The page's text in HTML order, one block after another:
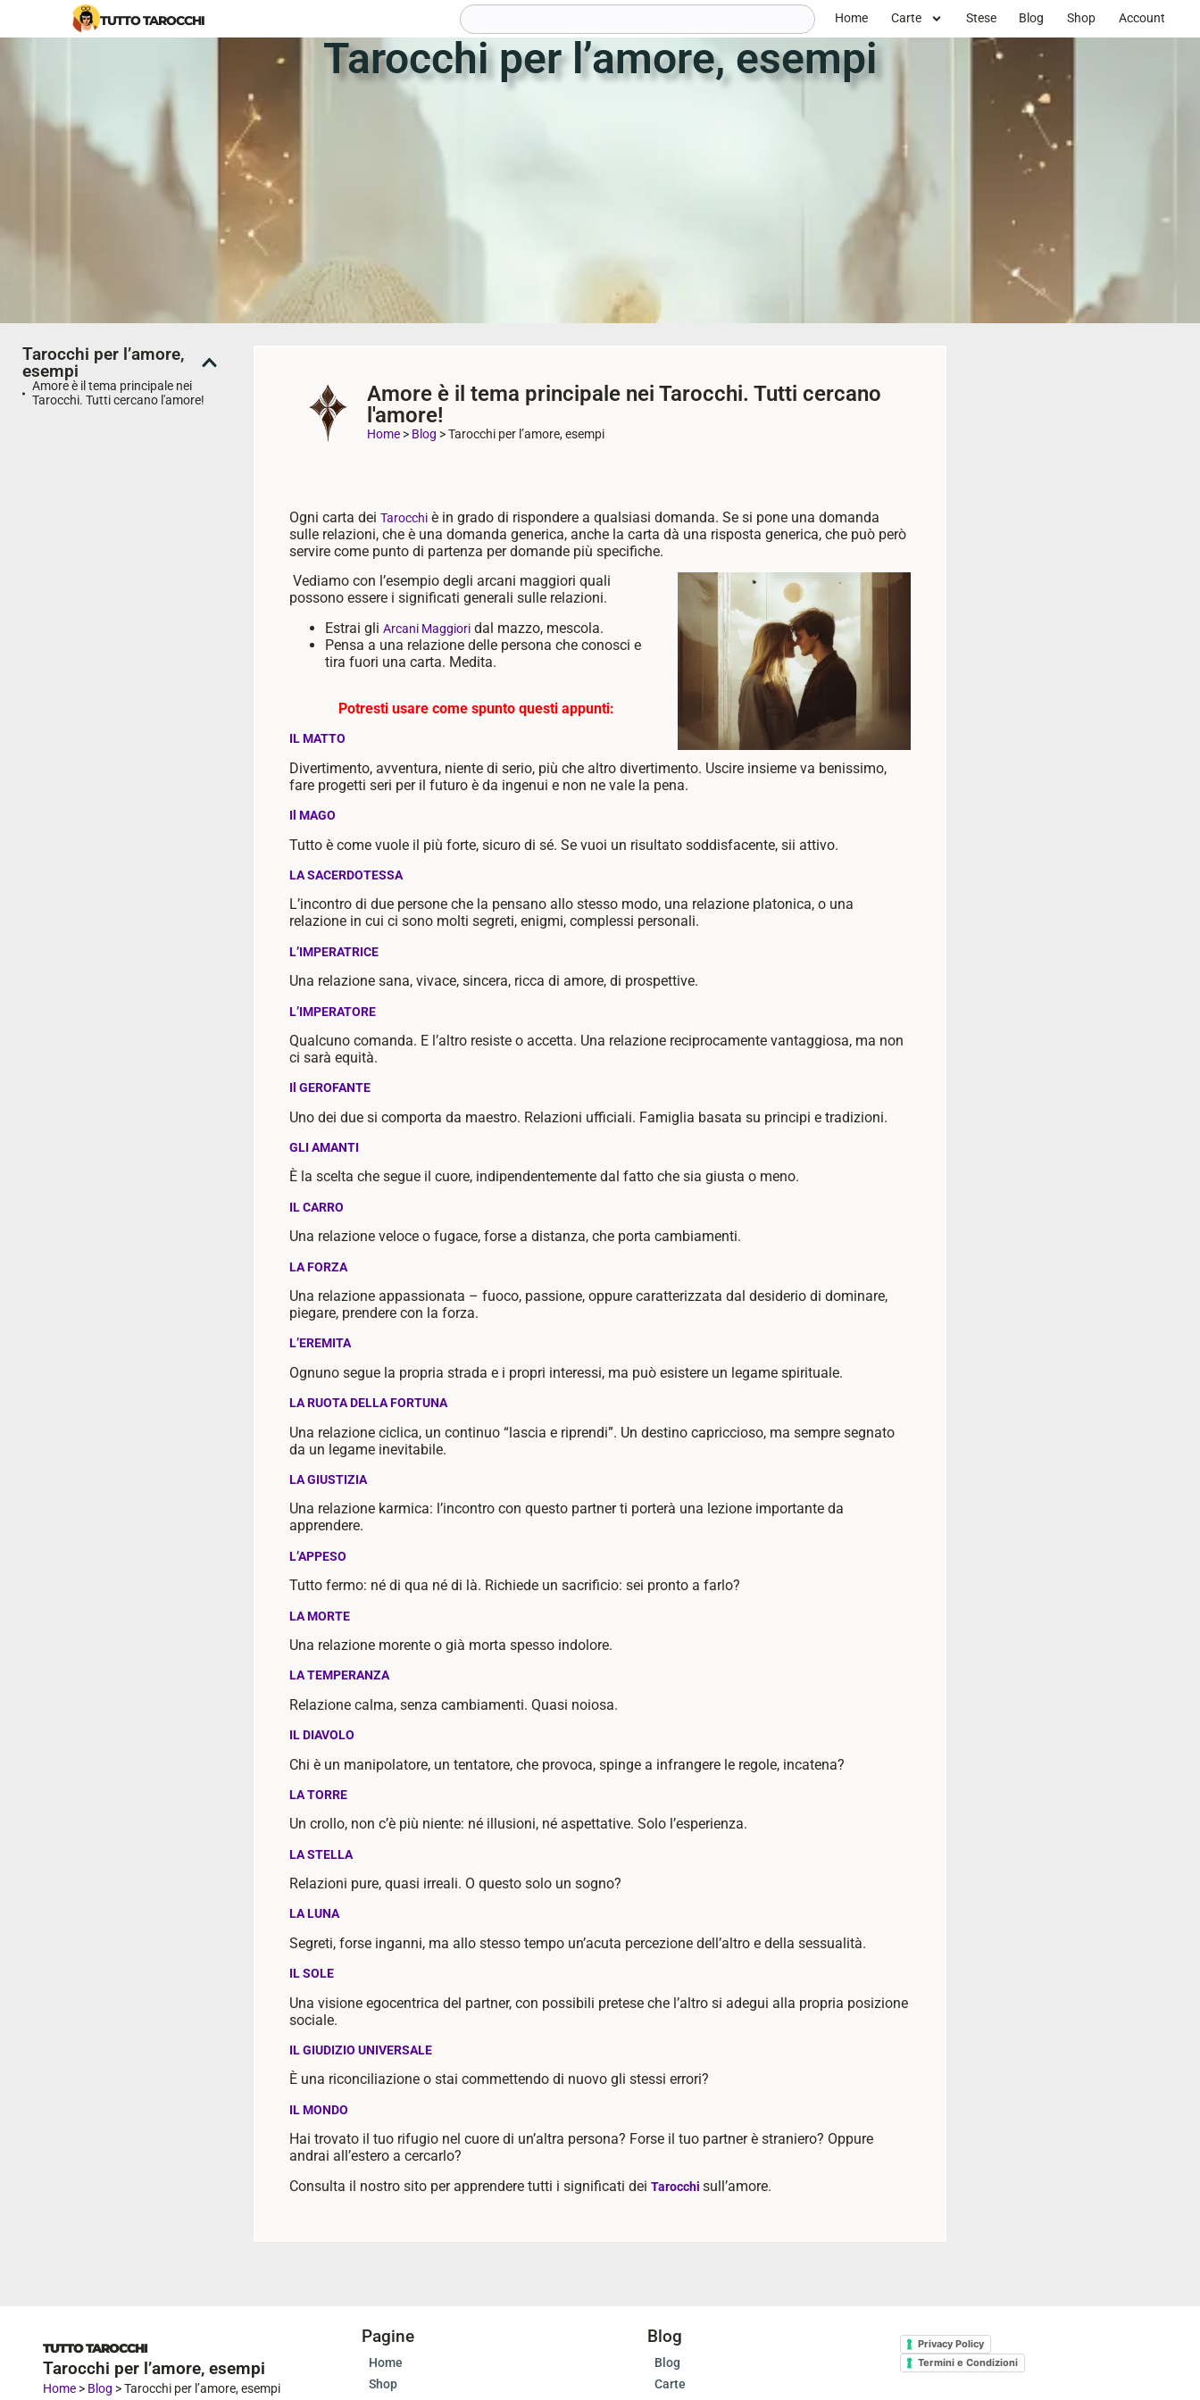
TUTTO TAROCCHI Home Carte Stese Blog Shop Account
Tarocchi per l’amore, esempi
Tarocchi per l’amore,
esempi
Amore è il tema principale nei
Tarocchi. Tutti cercano l'amore!
Amore è il tema principale nei Tarocchi. Tutti cercano
l'amore!
Home> Blog >Tarocchi per l’amore, esempi
Ogni carta dei Tarocchiè in grado di rispondere a qualsiasi domanda. Se si pone una domanda
sulle relazioni, che è una domanda generica, anche la carta dà una risposta generica, che può però
servire come punto di partenza per domande più specifiche.
Vediamo con l’esempio degli arcani maggiori quali
possono essere i significati generali sulle relazioni.
Estrai gli Arcani Maggioridal mazzo, mescola.
Pensa a una relazione delle persona che conosci e
tira fuori una carta. Medita.
Potresti usare come spunto questi appunti:
IL MATTO
Divertimento, avventura, niente di serio, più che altro divertimento. Uscire insieme va benissimo,
fare progetti seri per il futuro è da ingenui e non ne vale la pena.
Il MAGO
Tutto è come vuole il più forte, sicuro di sé. Se vuoi un risultato soddisfacente, sii attivo.
LA SACERDOTESSA
L’incontro di due persone che la pensano allo stesso modo, una relazione platonica, o una
relazione in cui ci sono molti segreti, enigmi, complessi personali.
L’IMPERATRICE
Una relazione sana, vivace, sincera, ricca di amore, di prospettive.
L’IMPERATORE
Qualcuno comanda. E l’altro resiste o accetta. Una relazione reciprocamente vantaggiosa, ma non
ci sarà equità.
Il GEROFANTE
Uno dei due si comporta da maestro. Relazioni ufficiali. Famiglia basata su principi e tradizioni.
GLI AMANTI
È la scelta che segue il cuore, indipendentemente dal fatto che sia giusta o meno.
IL CARRO
Una relazione veloce o fugace, forse a distanza, che porta cambiamenti.
LA FORZA
Una relazione appassionata – fuoco, passione, oppure caratterizzata dal desiderio di dominare,
piegare, prendere con la forza.
L’EREMITA
Ognuno segue la propria strada e i propri interessi, ma può esistere un legame spirituale.
LA RUOTA DELLA FORTUNA
Una relazione ciclica, un continuo “lascia e riprendi”. Un destino capriccioso, ma sempre segnato
da un legame inevitabile.
LA GIUSTIZIA
Una relazione karmica: l’incontro con questo partner ti porterà una lezione importante da
apprendere.
L’APPESO
Tutto fermo: né di qua né di là. Richiede un sacrificio: sei pronto a farlo?
LA MORTE
Una relazione morente o già morta spesso indolore.
LA TEMPERANZA
Relazione calma, senza cambiamenti. Quasi noiosa.
IL DIAVOLO
Chi è un manipolatore, un tentatore, che provoca, spinge a infrangere le regole, incatena?
LA TORRE
Un crollo, non c’è più niente: né illusioni, né aspettative. Solo l’esperienza.
LA STELLA
Relazioni pure, quasi irreali. O questo solo un sogno?
LA LUNA
Segreti, forse inganni, ma allo stesso tempo un’acuta percezione dell’altro e della sessualità.
IL SOLE
Una visione egocentrica del partner, con possibili pretese che l’altro si adegui alla propria posizione
sociale.
IL GIUDIZIO UNIVERSALE
È una riconciliazione o stai commettendo di nuovo gli stessi errori?
IL MONDO
Hai trovato il tuo rifugio nel cuore di un’altra persona? Forse il tuo partner è straniero? Oppure
andrai all’estero a cercarlo?
Consulta il nostro sito per apprendere tutti i significati dei Tarocchi sull’amore.
TUTTO TAROCCHI
Tarocchi per l’amore, esempi
Home > Blog >Tarocchi per l’amore, esempi
Pagine
Home
Shop
Blog
Blog
Carte
Privacy Policy
Termini e Condizioni